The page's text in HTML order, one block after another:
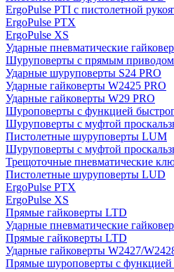
ErgoPulse PTI с пистолетной
ErgoPulse PTX
ErgoPulse XS
Ударные пневматические
Шуруповерты с прямым приводом
Ударные шуруповерты S24 PRO
Ударные гайковерты W2425 PRO
Ударные гайковерты W29 PRO
Шуроповерты с функцией
Шуруповерты с муфтой
Пистолетные шуруповерты LUM
Шуруповерты с муфтой
Трещоточные пневматические
Пистолетные шуруповерты LUD
ErgoPulse PTX
ErgoPulse XS
Прямые гайковерты LTD
Ударные пневматические
Прямые гайковерты LTD
Ударные гайковерты W2427/
Прямые шуроповерты с функцией